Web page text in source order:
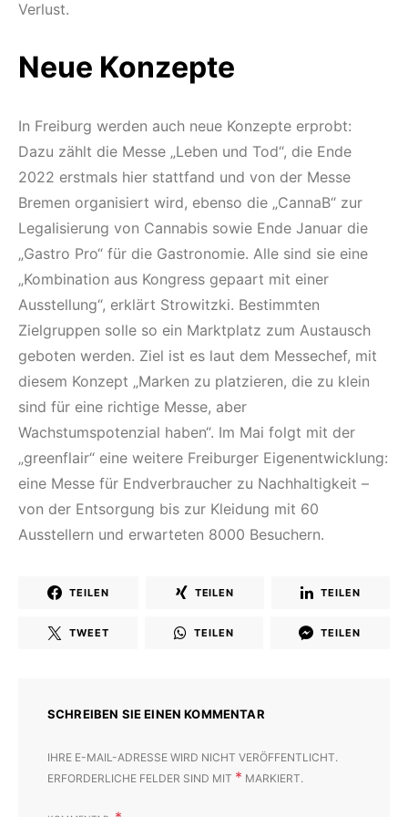
Verlust.
Neue Konzepte
In Freiburg werden auch neue Konzepte erprobt:
Dazu zählt die Messe „Leben und Tod“, die Ende
2022 erstmals hier stattfand und von der Messe
Bremen organisiert wird, ebenso die „CannaB“ zur
Legalisierung von Cannabis sowie Ende Januar die
„Gastro Pro“ für die Gastronomie. Alle sind sie eine
„Kombination aus Kongress gepaart mit einer
Ausstellung“, erklärt Strowitzki. Bestimmten
Zielgruppen solle so ein Marktplatz zum Austausch
geboten werden. Ziel ist es laut dem Messechef, mit
diesem Konzept „Marken zu platzieren, die zu klein
sind für eine richtige Messe, aber
Wachstumspotenzial haben“. Im Mai folgt mit der
„greenflair“ eine weitere Freiburger Eigenentwicklung:
eine Messe für Endverbraucher zu Nachhaltigkeit –
von der Entsorgung bis zur Kleidung mit 60
Ausstellern und erwarteten 8000 Besuchern.
TEILEN TEILEN TEILEN
TWEET TEILEN TEILEN
SCHREIBEN SIE EINEN KOMMENTAR
IHRE E-MAIL-ADRESSE WIRD NICHT VERÖFFENTLICHT.
ERFORDERLICHE FELDER SIND MIT * MARKIERT.